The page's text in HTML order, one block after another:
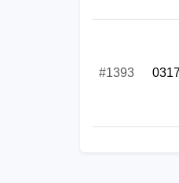
#1393